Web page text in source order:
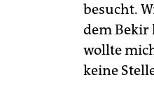
besucht.
dem Bekir
wollte
keine